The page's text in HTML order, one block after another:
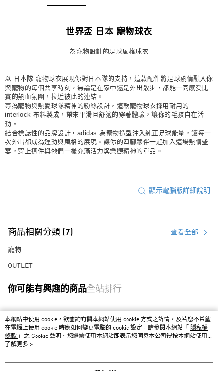
每筆NT$80，滿NT$1,500(含以上)免運費
付款後門市自取
每筆NT$80，滿NT$1,500(含以上)免運費
世界盃 日本 寵物球衣
為寵物設計的足球風格球衣
以 日本隊 寵物球衣展現你對日本隊的支持，這款配件將足球熱情融入你
與寵物的每個共享時刻。無論是在家中還是外出散步，都能一同感受比
賽的熱血氛圍，拉近彼此的連結。
專為寵物與熱愛球隊精神的粉絲設計，這款寵物球衣採用耐用的
interlock 布料製成，帶來平滑且舒適的穿著體驗，讓你的毛孩自在活
動。
結合標誌性的品牌設計，adidas 為寵物造型注入純正足球能量，讓每一
次外出都成為運動與風格的展現。讓你的四腳夥伴一起加入這場熱情盛
宴，穿上這件與牠們一樣充滿活力與樂觀精神的單品。
顯示電腦版詳細說明
商品相關分類 (7) 查看全部
寵物
OUTLET
你可能有興趣的商品全站排行
熱門標籤
本網站中使用 cookie，欲查詢有關本網站使用 cookie 方式之詳情，及若您不希望
在電腦上使用 cookie 時應如何變更電腦的 cookie 設定，請參閱本網站「
隱私權
條款 」之 Cookie 聲明。您繼續使用本網站即表示您同意本公司得按本網站使用條
款之 Cookie 聲明使用 cookie。
了解更多 >